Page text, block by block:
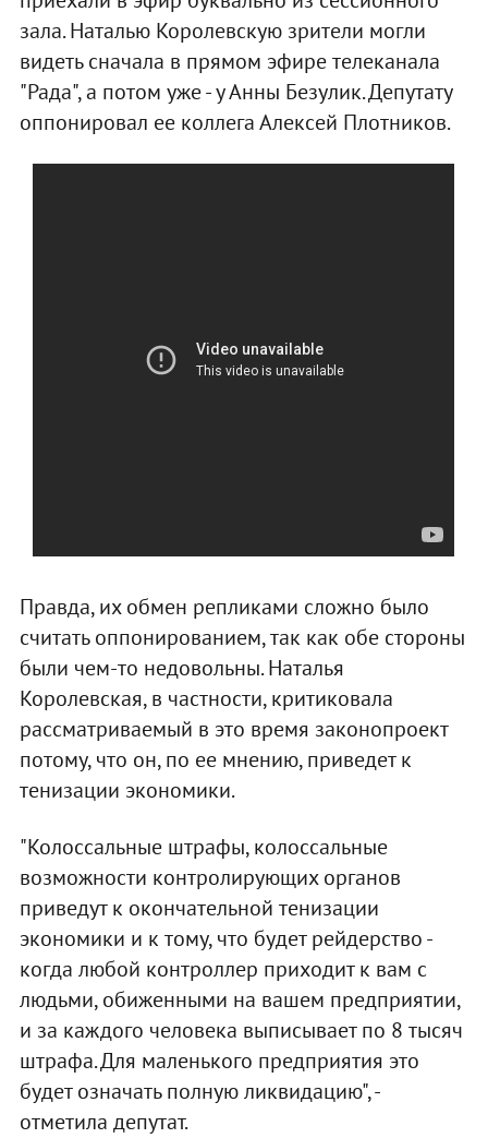
зала. Наталью Королевскую зрители могли
видеть сначала в прямом эфире телеканала
"Рада", а потом уже - у Анны Безулик. Депутату
оппонировал ее коллега Алексей Плотников.
Правда, их обмен репликами сложно было
считать оппонированием, так как обе стороны
были чем-то недовольны. Наталья
Королевская, в частности, критиковала
рассматриваемый в это время законопроект
потому, что он, по ее мнению, приведет к
тенизации экономики.
"Колоссальные штрафы, колоссальные
возможности контролирующих органов
приведут к окончательной тенизации
экономики и к тому, что будет рейдерство -
когда любой контроллер приходит к вам с
людьми, обиженными на вашем предприятии,
и за каждого человека выписывает по 8 тысяч
штрафа. Для маленького предприятия это
будет означать полную ликвидацию", -
отметила депутат.